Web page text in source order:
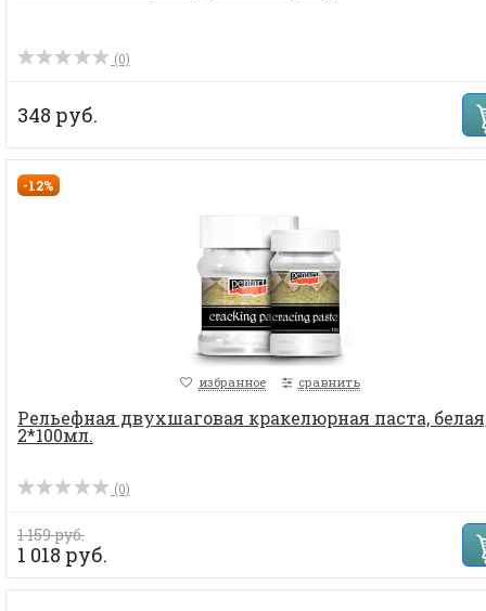
(0)
348 руб.
-12%
избранное сравнить
Рельефная двухшаговая кракелюрная паста,
2*100мл.
(0)
1 159 руб.
1 018 руб.